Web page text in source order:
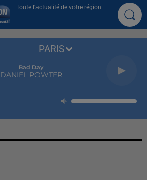
Toute l'actualité de votre région
Bad Day
DANIEL POWTER
PARIS